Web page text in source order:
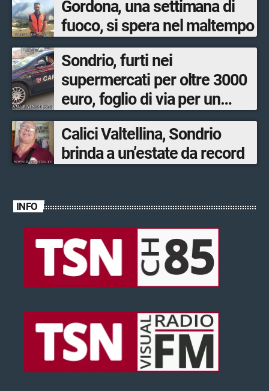
Gordona, una settimana di
fuoco, si spera nel maltempo
Sondrio, furti nei
supermercati per oltre 3000
euro, foglio di via per un
ventinovenne
Calici Valtellina, Sondrio
brinda a un’estate da record
INFO